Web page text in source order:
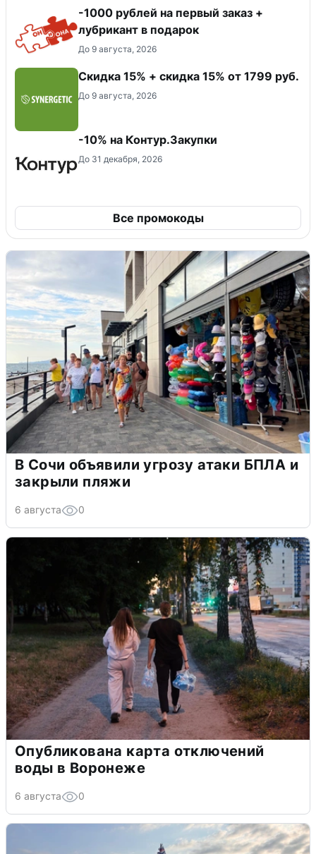
-1000 рублей на первый заказ +
лубрикант в подарок
До 9 августа, 2026
Скидка 15% + скидка 15% от 1799 руб.
До 9 августа, 2026
-10% на Контур.Закупки
До 31 декабря, 2026
Все промокоды
В Сочи объявили угрозу атаки БПЛА и
закрыли пляжи
6 августа 0
Опубликована карта отключений
воды в Воронеже
6 августа 0